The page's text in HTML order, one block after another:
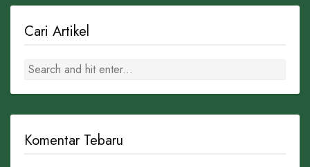
Cari Artikel
Komentar Tebaru